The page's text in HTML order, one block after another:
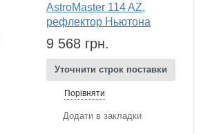
AstroMaster 114 AZ,
рефлектор Ньютона
9 568 грн.
Уточнити строк поставки
Порівняти
Додати в закладки